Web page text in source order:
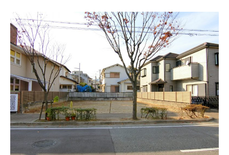
個人情報保護方針
サイトマップ
賃貸業者様専用